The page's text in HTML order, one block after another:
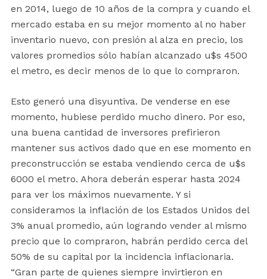
en 2014, luego de 10 años de la compra y cuando el
mercado estaba en su mejor momento al no haber
inventario nuevo, con presión al alza en precio, los
valores promedios sólo habían alcanzado u$s 4500
el metro, es decir menos de lo que lo compraron.
Esto generó una disyuntiva. De venderse en ese
momento, hubiese perdido mucho dinero. Por eso,
una buena cantidad de inversores prefirieron
mantener sus activos dado que en ese momento en
preconstrucción se estaba vendiendo cerca de u$s
6000 el metro. Ahora deberán esperar hasta 2024
para ver los máximos nuevamente. Y si
consideramos la inflación de los Estados Unidos del
3% anual promedio, aún logrando vender al mismo
precio que lo compraron, habrán perdido cerca del
50% de su capital por la incidencia inflacionaria.
“Gran parte de quienes siempre invirtieron en